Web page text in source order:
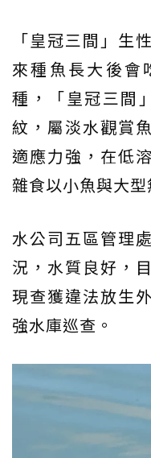
「皇冠三間」生
來種魚長大後會
種，「皇冠三間
紋，屬淡水觀賞
適應力強，在低
雜食以小魚與大
水公司五區管理
況，水質良好，
現查獲違法放生
強水庫巡查。